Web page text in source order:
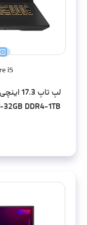
i5
DDR4-1TB